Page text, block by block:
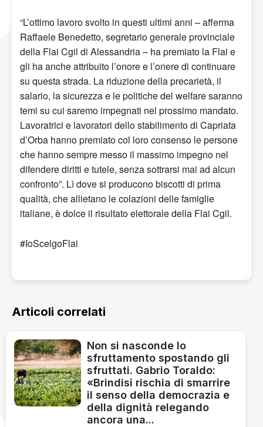
“L’ottimo lavoro svolto in questi ultimi anni – afferma
Raffaele Benedetto, segretario generale provinciale
della Flai Cgil di Alessandria – ha premiato la Flai e
gli ha anche attribuito l’onore e l’onere di continuare
su questa strada. La riduzione della precarietà, il
salario, la sicurezza e le politiche del welfare saranno
temi su cui saremo impegnati nel prossimo mandato.
Lavoratrici e lavoratori dello stabilimento di Capriata
d’Orba hanno premiato col loro consenso le persone
che hanno sempre messo il massimo impegno nel
difendere diritti e tutele, senza sottrarsi mai ad alcun
confronto”. Lì dove si producono biscotti di prima
qualità, che allietano le colazioni delle famiglie
italiane, è dolce il risultato elettorale della Flai Cgil.
#IoScelgoFlai
Articoli correlati
Non si nasconde lo
sfruttamento spostando gli
sfruttati. Gabrio Toraldo:
«Brindisi rischia di smarrire
il senso della democrazia e
della dignità relegando
ancora una...